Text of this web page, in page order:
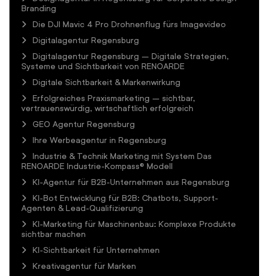
Branding
Die DJI Mavic 4 Pro Drohnenflug fürs Imagevideo
Digitalagentur Regensburg
Digitalagentur Regensburg – Digitale Strategien,
Systeme und Sichtbarkeit von RENOARDE
Digitale Sichtbarkeit & Markenwirkung
Erfolgreiches Praxismarketing – sichtbar,
vertrauenswürdig, wirtschaftlich erfolgreich
GEO Agentur Regensburg
Ihre Werbeagentur in Regensburg
Industrie & Technik Marketing mit System Das
RENOARDE Industrie-Kompass® Modell
KI-Agentur für B2B-Unternehmen aus Regensburg
KI-Bot Entwicklung für B2B: Chatbots, Support-
Agenten & Lead-Qualifizierung
KI-Marketing für Maschinenbau: Komplexe Produkte
sichtbar machen
KI-Sichtbarkeit für Unternehmen
Kreativagentur für Marken